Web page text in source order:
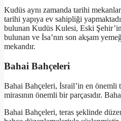
Kudüs aynı zamanda tarihi
tarihi yapıya ev sahipliği
bulunan Kudüs Kulesi, Eski
bulunan ve İsa’nın son akşam
mekandır.
Bahai Bahçeleri
Bahai Bahçeleri, İsrail’in en önemli
mirasının önemli bir parçasıdır.
Bahai Bahçeleri, teras şeklinde